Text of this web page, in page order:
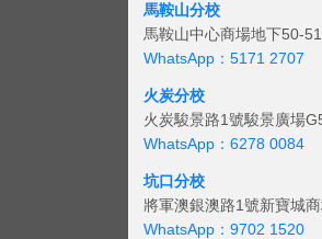
馬鞍山分校
馬鞍山中心商場地下50-
WhatsApp：5171 2707
火炭分校
火炭駿景路1號駿景廣場
WhatsApp：6278 0084
坑口分校
將軍澳銀澳路1號新寶城
WhatsApp：9702 1520